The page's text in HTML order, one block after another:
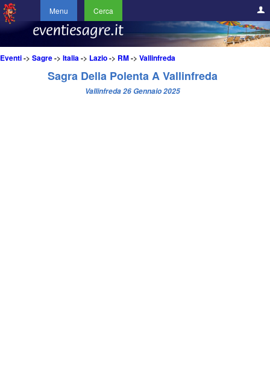
Menu Cerca
Eventi-> Sagre-> Italia-> Lazio-> RM-> Vallinfreda
Sagra Della Polenta A Vallinfreda
Vallinfreda 26 Gennaio 2025